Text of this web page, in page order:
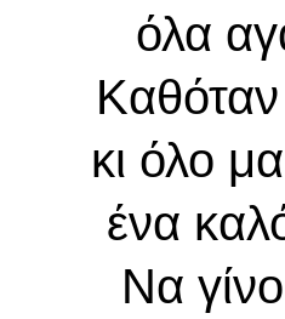
όλα
Καθόταν
κι όλο
ένα
Να